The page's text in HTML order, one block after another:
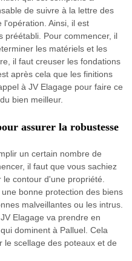
de suivre à la lettre des
Ainsi, il est
préétabli. Pour commencer, il
les matériels et les
il faut creuser les fondations
après cela que les finitions
à JV Elagage pour faire ce
bien meilleur.
assurer la robustesse
un certain nombre de
il faut que vous sachiez
contour d'une propriété.
bonne protection des biens
malveillantes ou les intrus.
Elagage va prendre en
dominent à Palluel. Cela
scellage des poteaux et de